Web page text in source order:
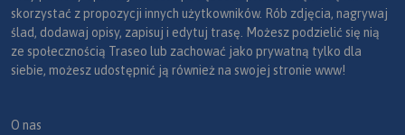
skorzystać z propozycji innych użytkowników. Rób zdjęcia, nagrywaj
ślad, dodawaj opisy, zapisuj i edytuj trasę. Możesz podzielić się nią
ze społecznością Traseo lub zachować jako prywatną tylko dla
siebie, możesz udostępnić ją również na swojej stronie www!
O nas